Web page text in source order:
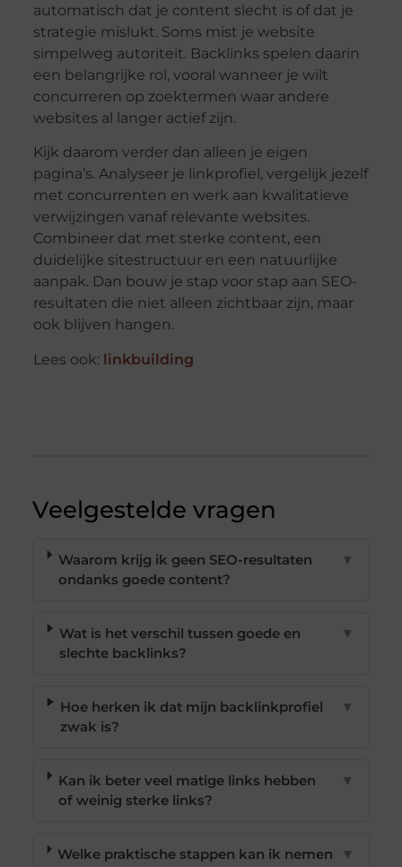
automatisch dat je content slecht is of dat je
strategie mislukt. Soms mist je website
simpelweg autoriteit. Backlinks spelen daarin
een belangrijke rol, vooral wanneer je wilt
concurreren op zoektermen waar andere
websites al langer actief zijn.
Kijk daarom verder dan alleen je eigen
pagina’s. Analyseer je linkprofiel, vergelijk jezelf
met concurrenten en werk aan kwalitatieve
verwijzingen vanaf relevante websites.
Combineer dat met sterke content, een
duidelijke sitestructuur en een natuurlijke
aanpak. Dan bouw je stap voor stap aan SEO-
resultaten die niet alleen zichtbaar zijn, maar
ook blijven hangen.
Lees ook: linkbuilding
Veelgestelde vragen
Waarom krijg ik geen SEO-resultaten
ondanks goede content?
▼
Wat is het verschil tussen goede en
slechte backlinks?
▼
Hoe herken ik dat mijn backlinkprofiel
zwak is?
▼
Kan ik beter veel matige links hebben
of weinig sterke links?
▼
Welke praktische stappen kan ik nemen
▼